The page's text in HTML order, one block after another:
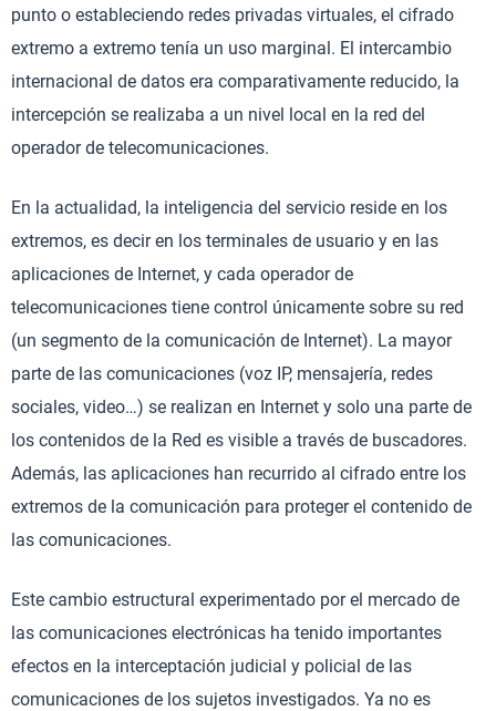
punto o estableciendo redes privadas virtuales, el cifrado
extremo a extremo tenía un uso marginal. El intercambio
internacional de datos era comparativamente reducido, la
intercepción se realizaba a un nivel local en la red del
operador de telecomunicaciones.
En la actualidad, la inteligencia del servicio reside en los
extremos, es decir en los terminales de usuario y en las
aplicaciones de Internet, y cada operador de
telecomunicaciones tiene control únicamente sobre su red
(un segmento de la comunicación de Internet). La mayor
parte de las comunicaciones (voz IP, mensajería, redes
sociales, video…) se realizan en Internet y solo una parte de
los contenidos de la Red es visible a través de buscadores.
Además, las aplicaciones han recurrido al cifrado entre los
extremos de la comunicación para proteger el contenido de
las comunicaciones.
Este cambio estructural experimentado por el mercado de
las comunicaciones electrónicas ha tenido importantes
efectos en la interceptación judicial y policial de las
comunicaciones de los sujetos investigados. Ya no es